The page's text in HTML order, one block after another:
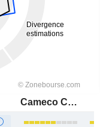
Cameco Corporation